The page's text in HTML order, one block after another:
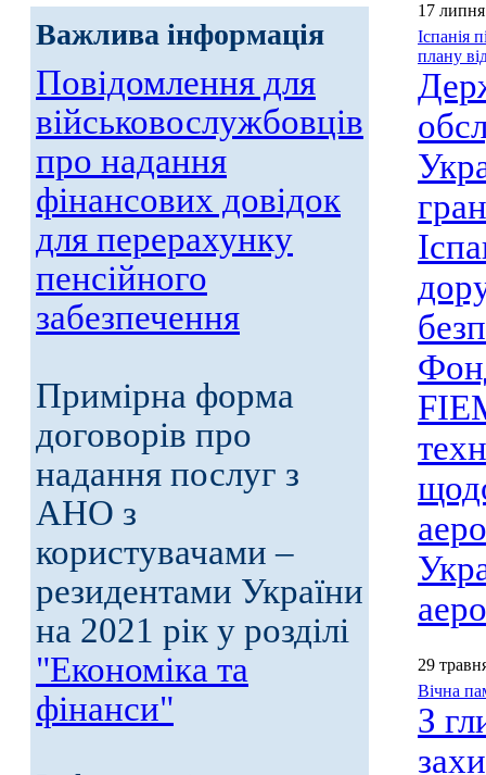
Важлива інформація
Повідомлення для
військовослужбовців
про надання
фінансових довідок
для перерахунку
пенсійного
забезпечення
Примірна форма
договорів про
надання послуг з
АНО з
користувачами –
резидентами України
на 2021 рік у розділі
"Економіка та
фінанси"
17
Іспанія
плану
29
Вічна
З